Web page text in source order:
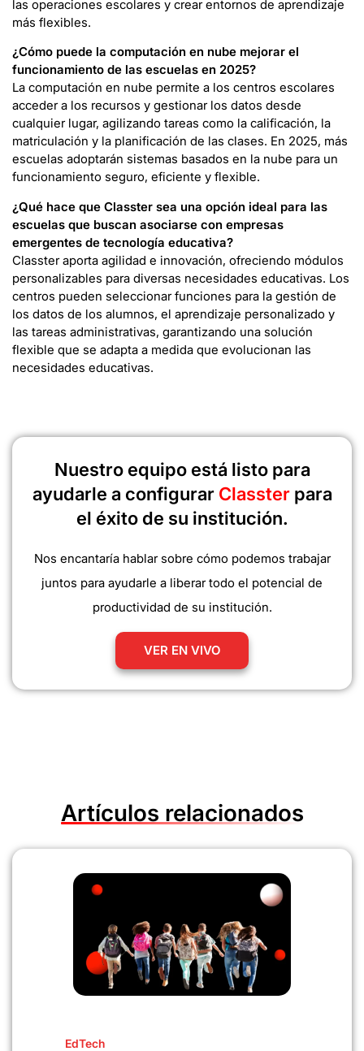
las operaciones escolares y crear entornos de aprendizaje
más flexibles.
¿Cómo puede la computación en nube mejorar el
funcionamiento de las escuelas en 2025?
La computación en nube permite a los centros escolares
acceder a los recursos y gestionar los datos desde
cualquier lugar, agilizando tareas como la calificación, la
matriculación y la planificación de las clases. En 2025, más
escuelas adoptarán sistemas basados en la nube para un
funcionamiento seguro, eficiente y flexible.
¿Qué hace que Classter sea una opción ideal para las
escuelas que buscan asociarse con empresas
emergentes de tecnología educativa?
Classter aporta agilidad e innovación, ofreciendo módulos
personalizables para diversas necesidades educativas. Los
centros pueden seleccionar funciones para la gestión de
los datos de los alumnos, el aprendizaje personalizado y
las tareas administrativas, garantizando una solución
flexible que se adapta a medida que evolucionan las
necesidades educativas.
Nuestro equipo está listo para
ayudarle a configurar Classter para
el éxito de su institución.
Nos encantaría hablar sobre cómo podemos trabajar
juntos para ayudarle a liberar todo el potencial de
productividad de su institución.
VER EN VIVO
Artículos relacionados
EdTech